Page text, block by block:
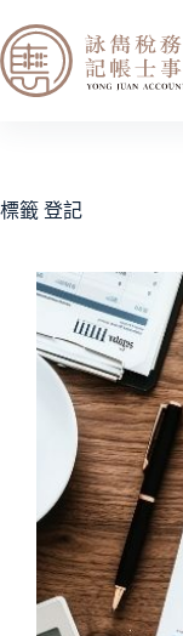
標籤 登記